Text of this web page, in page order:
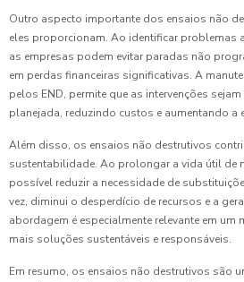
Outro aspecto importante dos ensaios não
eles proporcionam. Ao identificar problemas
as empresas podem evitar paradas não
em perdas financeiras significativas. A
pelos END, permite que as intervenções
planejada, reduzindo custos e aumentando a
Além disso, os ensaios não destrutivos
sustentabilidade. Ao prolongar a vida útil de
possível reduzir a necessidade de
vez, diminui o desperdício de recursos e a
abordagem é especialmente relevante em um
mais soluções sustentáveis e responsáveis.
Em resumo, os ensaios não destrutivos são